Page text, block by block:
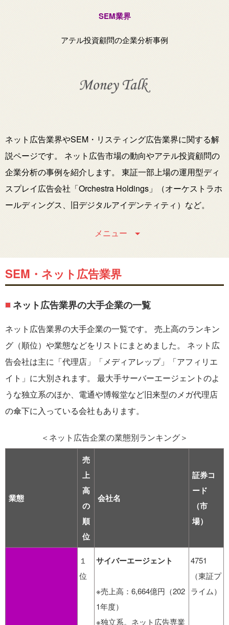
SEM業界
アテル投資顧問の企業分析事例
ネット広告業界やSEM・リスティング広告業界に関する解
説ページです。 ネット広告市場の動向やアテル投資顧問の
企業分析の事例を紹介します。 東証一部上場の運用型ディ
スプレイ広告会社「Orchestra Holdings」（オーケストラホ
ールディングス、旧デジタルアイデンティティ）など。
メニュー
SEM・ネット広告業界
ネット広告業界の大手企業の一覧
ネット広告業界の大手企業の一覧です。 売上高のランキン
グ（順位）や業態などをリストにまとめました。 ネット広
告会社は主に「代理店」「メディアレップ」「アフィリエ
イト」に大別されます。 最大手サーバーエージェントのよ
うな独立系のほか、電通や博報堂など旧来型のメガ代理店
の傘下に入っている会社もあります。
＜ネット広告企業の業態別ランキング＞
業態
売
上
高
の
順
位
会社名
証券コ
ード
（市
場）
１
位
サイバーエージェント
※売上高：6,664億円（202
1年度）
※独立系。ネット広告専業
4751
（東証プ
ライム）